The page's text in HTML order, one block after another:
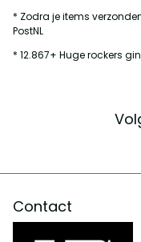
* Zodra je items
PostNL
* 12.867+ Huge rockers
Contact